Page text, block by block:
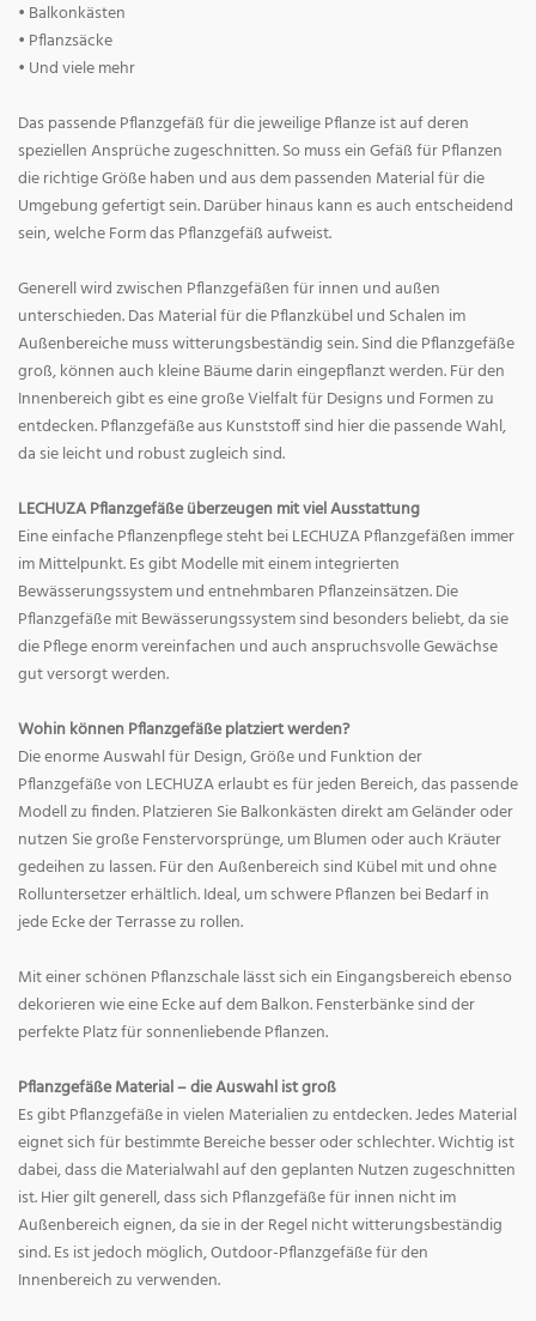
• Balkonkästen
• Pflanzsäcke
• Und viele mehr
Das passende Pflanzgefäß für die jeweilige Pflanze ist auf deren
speziellen Ansprüche zugeschnitten. So muss ein Gefäß für Pflanzen
die richtige Größe haben und aus dem passenden Material für die
Umgebung gefertigt sein. Darüber hinaus kann es auch entscheidend
sein, welche Form das Pflanzgefäß aufweist.
Generell wird zwischen Pflanzgefäßen für innen und außen
unterschieden. Das Material für die Pflanzkübel und Schalen im
Außenbereiche muss witterungsbeständig sein. Sind die Pflanzgefäße
groß, können auch kleine Bäume darin eingepflanzt werden. Für den
Innenbereich gibt es eine große Vielfalt für Designs und Formen zu
entdecken. Pflanzgefäße aus Kunststoff sind hier die passende Wahl,
da sie leicht und robust zugleich sind.
LECHUZA Pflanzgefäße überzeugen mit viel Ausstattung
Eine einfache Pflanzenpflege steht bei LECHUZA Pflanzgefäßen immer
im Mittelpunkt. Es gibt Modelle mit einem integrierten
Bewässerungssystem und entnehmbaren Pflanzeinsätzen. Die
Pflanzgefäße mit Bewässerungssystem sind besonders beliebt, da sie
die Pflege enorm vereinfachen und auch anspruchsvolle Gewächse
gut versorgt werden.
Wohin können Pflanzgefäße platziert werden?
Die enorme Auswahl für Design, Größe und Funktion der
Pflanzgefäße von LECHUZA erlaubt es für jeden Bereich, das passende
Modell zu finden. Platzieren Sie Balkonkästen direkt am Geländer oder
nutzen Sie große Fenstervorsprünge, um Blumen oder auch Kräuter
gedeihen zu lassen. Für den Außenbereich sind Kübel mit und ohne
Rolluntersetzer erhältlich. Ideal, um schwere Pflanzen bei Bedarf in
jede Ecke der Terrasse zu rollen.
Mit einer schönen Pflanzschale lässt sich ein Eingangsbereich ebenso
dekorieren wie eine Ecke auf dem Balkon. Fensterbänke sind der
perfekte Platz für sonnenliebende Pflanzen.
Pflanzgefäße Material – die Auswahl ist groß
Es gibt Pflanzgefäße in vielen Materialien zu entdecken. Jedes Material
eignet sich für bestimmte Bereiche besser oder schlechter. Wichtig ist
dabei, dass die Materialwahl auf den geplanten Nutzen zugeschnitten
ist. Hier gilt generell, dass sich Pflanzgefäße für innen nicht im
Außenbereich eignen, da sie in der Regel nicht witterungsbeständig
sind. Es ist jedoch möglich, Outdoor-Pflanzgefäße für den
Innenbereich zu verwenden.